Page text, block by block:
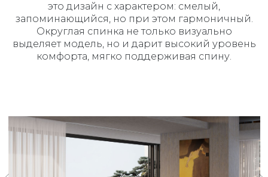
это дизайн с характером: смелый,
запоминающийся, но при этом гармоничный.
Округлая спинка не только визуально
выделяет модель, но и дарит высокий уровень
комфорта, мягко поддерживая спину.